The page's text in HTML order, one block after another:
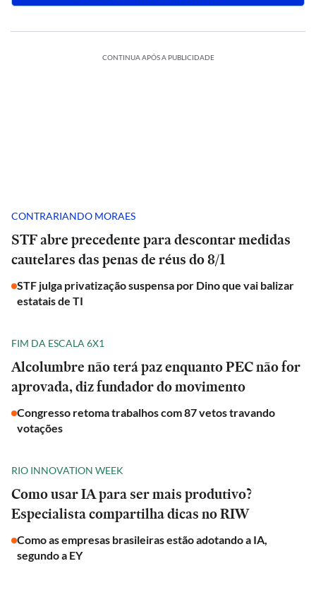
CONTINUA APÓS A PUBLICIDADE
CONTRARIANDO MORAES
STF abre precedente para descontar medidas
cautelares das penas de réus do 8/1
STF julga privatização suspensa por Dino que vai balizar
estatais de TI
FIM DA ESCALA 6X1
Alcolumbre não terá paz enquanto PEC não for
aprovada, diz fundador do movimento
Congresso retoma trabalhos com 87 vetos travando
votações
RIO INNOVATION WEEK
Como usar IA para ser mais produtivo?
Especialista compartilha dicas no RIW
Como as empresas brasileiras estão adotando a IA,
segundo a EY